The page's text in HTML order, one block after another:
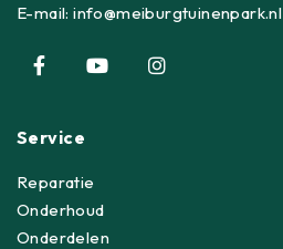
E-mail:info@meiburgtuinenpark.nl
Service
Reparatie
Onderhoud
Onderdelen